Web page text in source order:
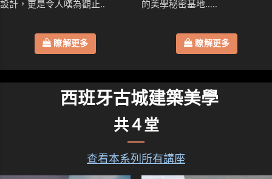
設計，更是令人嘆為觀止..
瞭解更多
的美學秘密基地.....
瞭解更多
西班牙古城建築美學
共４堂
查看本系列所有講座